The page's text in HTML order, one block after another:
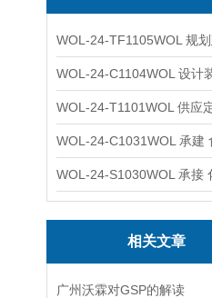
相关文章
广州沃霖对GSP的解读